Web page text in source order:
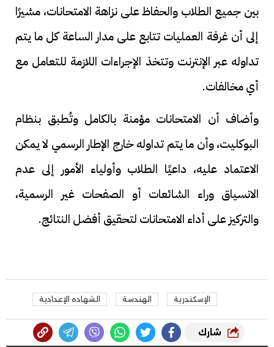
بين جميع الطلاب والحفاظ على نزاهة الامتحانات، مشيرًا
إلى أن غرفة العمليات تتابع على مدار الساعة كل ما يتم
تداوله عبر الإنترنت وتتخذ الإجراءات اللازمة للتعامل مع
أي مخالفات.
وأضاف أن الامتحانات مؤمنة بالكامل وتُطبق بنظام
البوكليت، وأن ما يتم تداوله خارج الإطار الرسمي لا يمكن
الاعتماد عليه، داعيًا الطلاب وأولياء الأمور إلى عدم
الانسياق وراء الشائعات أو الصفحات غير الرسمية،
والتركيز على أداء الامتحانات لتحقيق أفضل النتائج.
الإسكندرية الهندسة الشهاده الإعدادية
شارك